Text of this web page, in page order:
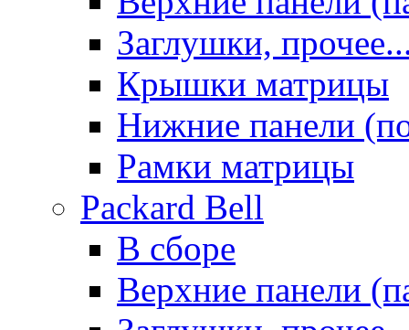
Заглушки,
Крышки матрицы
Нижние панели
Рамки матрицы
Packard Bell
В сборе
Верхние панели